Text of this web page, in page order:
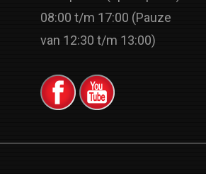
08:00 t/m 17:00 (Pauze
van 12:30 t/m 13:00)